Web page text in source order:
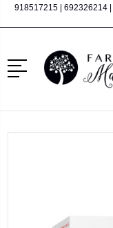
918517215 692326214
Menú